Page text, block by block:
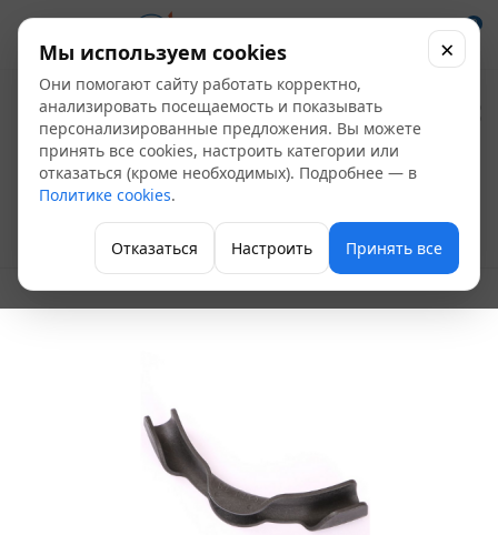
0
Фиксатор PE-RT
изгиба трубы Д20
(2.8)
Аксессуары для трубы
Мы используем cookies
Они помогают сайту работать корректно,
анализировать посещаемость и показывать
персонализированные предложения. Вы можете
принять все cookies, настроить категории или
отказаться (кроме необходимых). Подробнее — в
Политике cookies.
Отказаться Настроить Принять все
×